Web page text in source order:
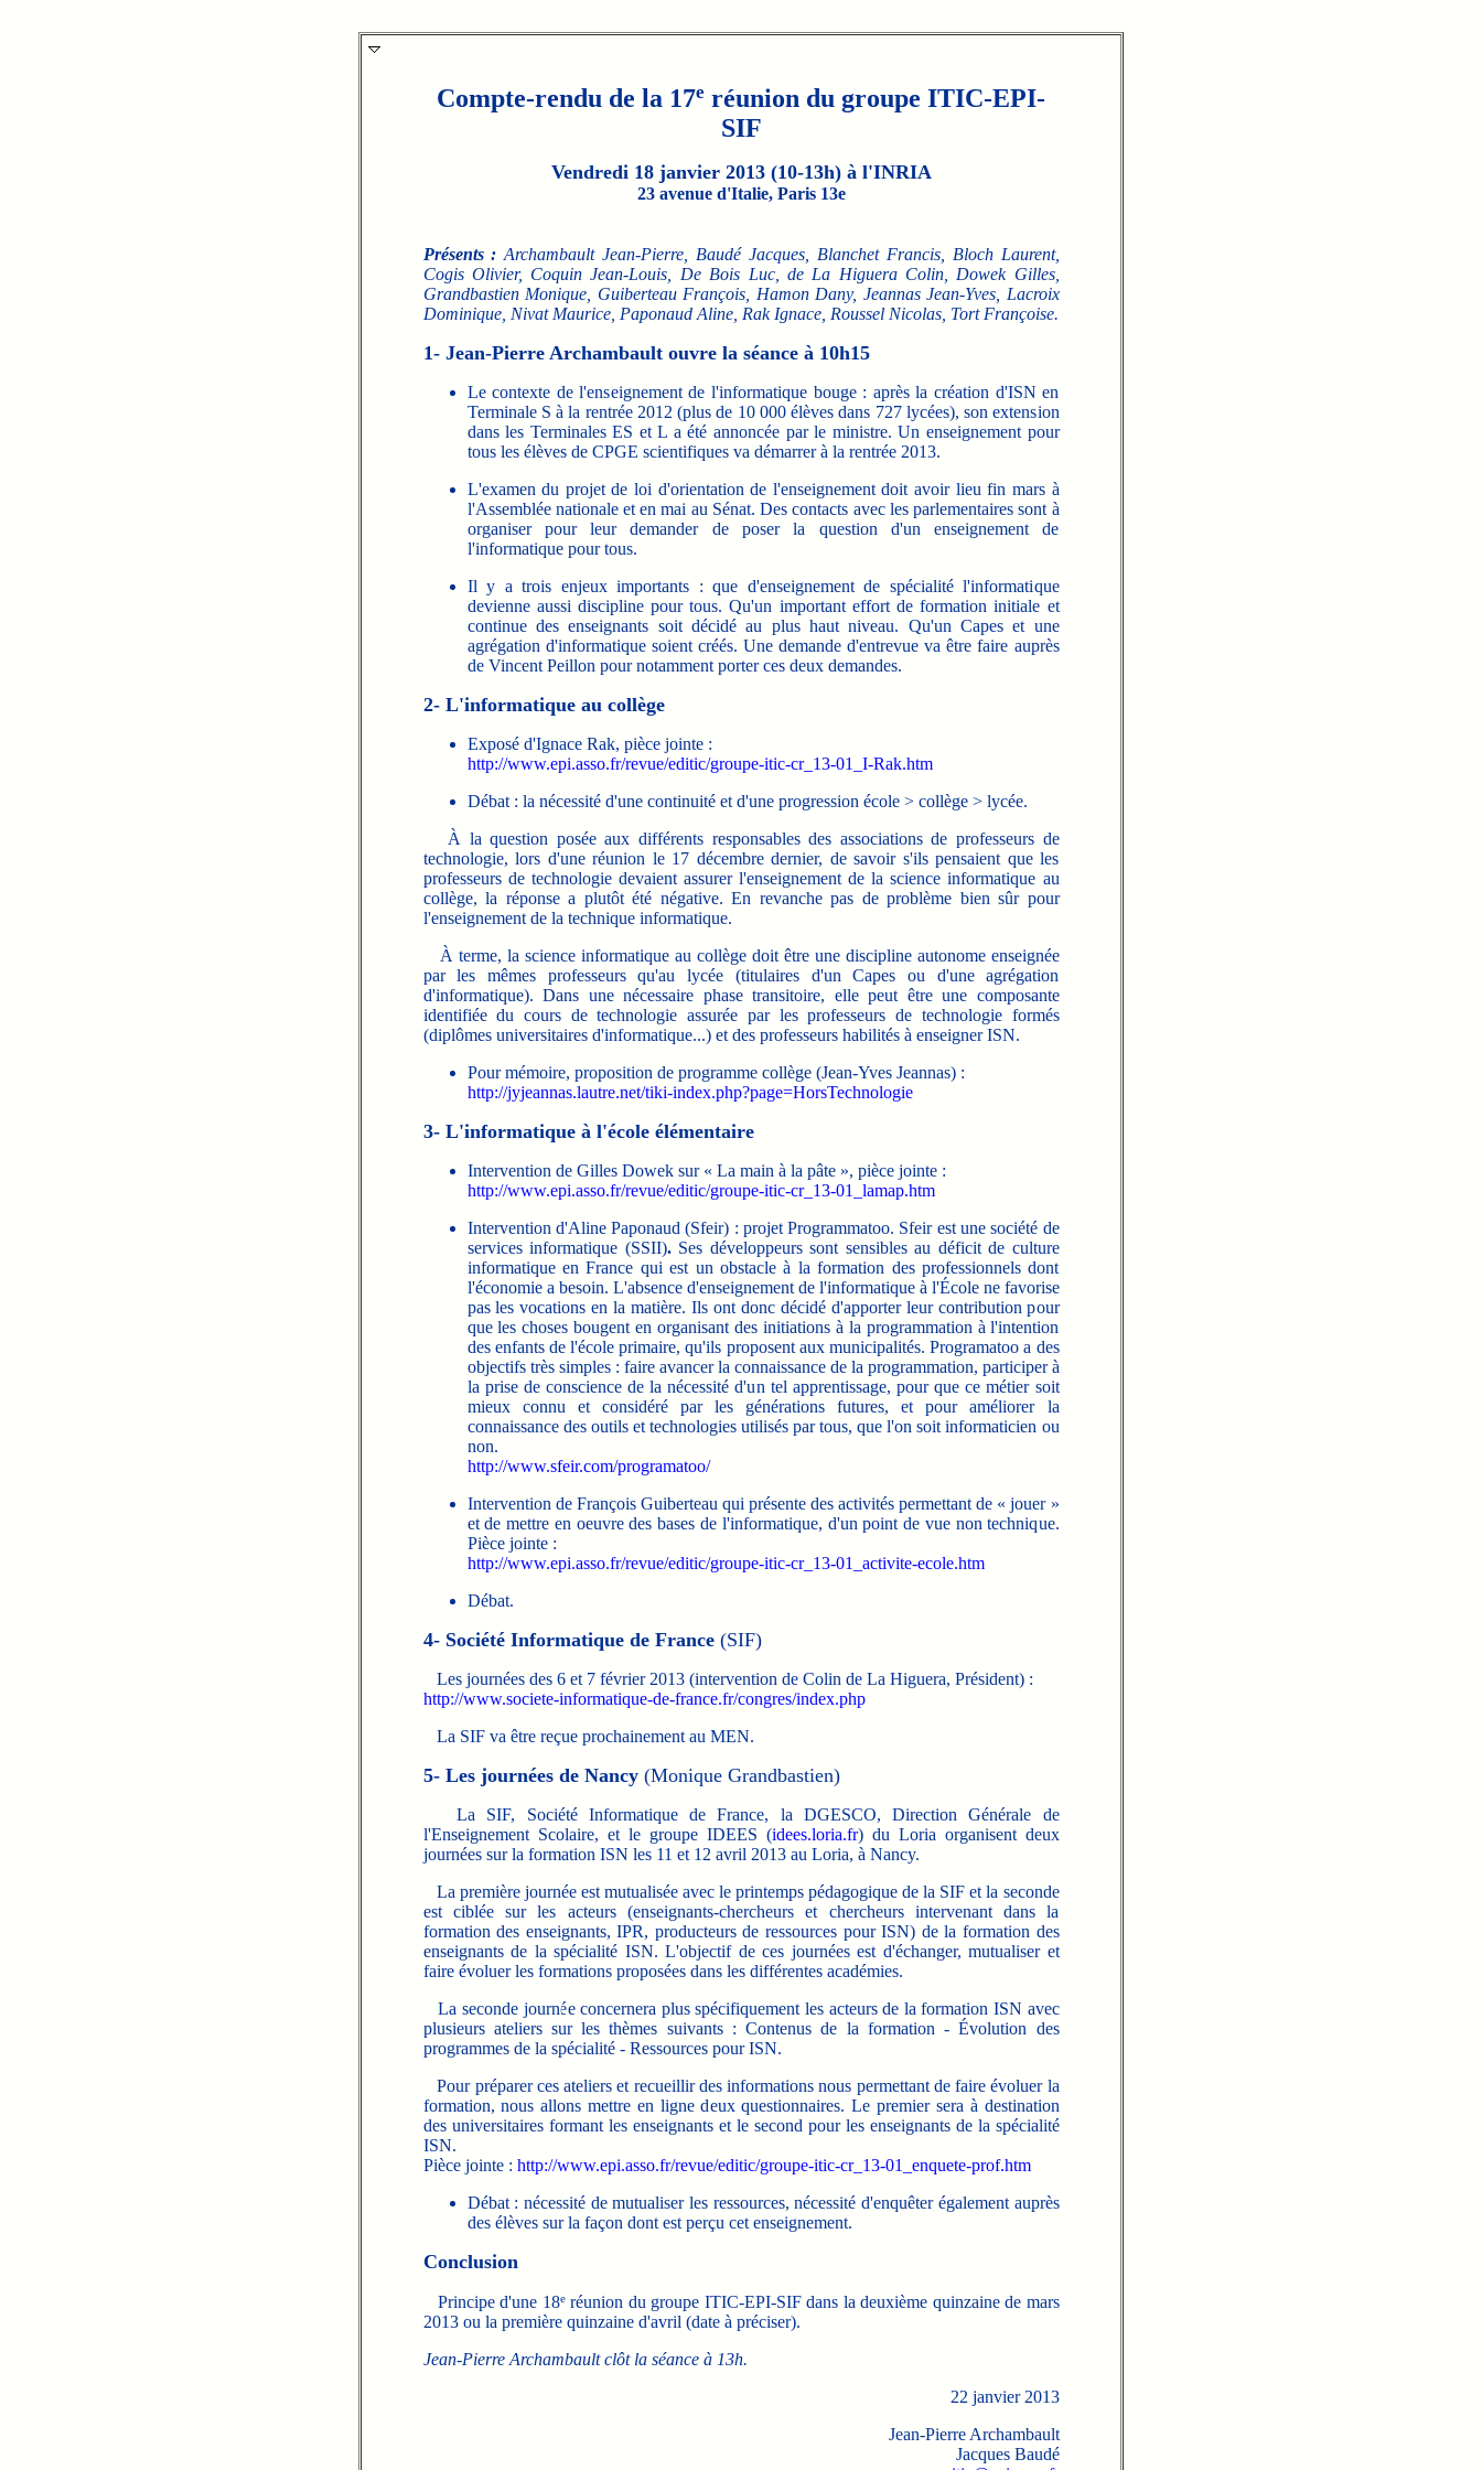
Compte-rendu de la 17e réunion du groupe ITIC-EPI-
SIF
Vendredi 18 janvier 2013 (10-13h) à l'INRIA
23 avenue d'Italie, Paris 13e
Présents : Archambault Jean-Pierre, Baudé Jacques, Blanchet Francis, Bloch Laurent,
Cogis Olivier, Coquin Jean-Louis, De Bois Luc, de La Higuera Colin, Dowek Gilles,
Grandbastien Monique, Guiberteau François, Hamon Dany, Jeannas Jean-Yves, Lacroix
Dominique, Nivat Maurice, Paponaud Aline, Rak Ignace, Roussel Nicolas, Tort Françoise.
1- Jean-Pierre Archambault ouvre la séance à 10h15
Le contexte de l'enseignement de l'informatique bouge : après la création d'ISN en
Terminale S à la rentrée 2012 (plus de 10 000 élèves dans 727 lycées), son extension
dans les Terminales ES et L a été annoncée par le ministre. Un enseignement pour
tous les élèves de CPGE scientifiques va démarrer à la rentrée 2013.
L'examen du projet de loi d'orientation de l'enseignement doit avoir lieu fin mars à
l'Assemblée nationale et en mai au Sénat. Des contacts avec les parlementaires sont à
organiser pour leur demander de poser la question d'un enseignement de
l'informatique pour tous.
Il y a trois enjeux importants : que d'enseignement de spécialité l'informatique
devienne aussi discipline pour tous. Qu'un important effort de formation initiale et
continue des enseignants soit décidé au plus haut niveau. Qu'un Capes et une
agrégation d'informatique soient créés. Une demande d'entrevue va être faire auprès
de Vincent Peillon pour notamment porter ces deux demandes.
2- L'informatique au collège
Exposé d'Ignace Rak, pièce jointe :
http://www.epi.asso.fr/revue/editic/groupe-itic-cr_13-01_I-Rak.htm
Débat : la nécessité d'une continuité et d'une progression école > collège > lycée.
À la question posée aux différents responsables des associations de professeurs de
technologie, lors d'une réunion le 17 décembre dernier, de savoir s'ils pensaient que les
professeurs de technologie devaient assurer l'enseignement de la science informatique au
collège, la réponse a plutôt été négative. En revanche pas de problème bien sûr pour
l'enseignement de la technique informatique.
À terme, la science informatique au collège doit être une discipline autonome enseignée
par les mêmes professeurs qu'au lycée (titulaires d'un Capes ou d'une agrégation
d'informatique). Dans une nécessaire phase transitoire, elle peut être une composante
identifiée du cours de technologie assurée par les professeurs de technologie formés
(diplômes universitaires d'informatique...) et des professeurs habilités à enseigner ISN.
Pour mémoire, proposition de programme collège (Jean-Yves Jeannas) :
http://jyjeannas.lautre.net/tiki-index.php?page=HorsTechnologie
3- L'informatique à l'école élémentaire
Intervention de Gilles Dowek sur « La main à la pâte », pièce jointe :
http://www.epi.asso.fr/revue/editic/groupe-itic-cr_13-01_lamap.htm
Intervention d'Aline Paponaud (Sfeir) : projet Programmatoo. Sfeir est une société de
services informatique (SSII).Ses développeurs sont sensibles au déficit de culture
informatique en France qui est un obstacle à la formation des professionnels dont
l'économie a besoin. L'absence d'enseignement de l'informatique à l'École ne favorise
pas les vocations en la matière. Ils ont donc décidé d'apporter leur contribution pour
que les choses bougent en organisant des initiations à la programmation à l'intention
des enfants de l'école primaire, qu'ils proposent aux municipalités. Programatoo a des
objectifs très simples : faire avancer la connaissance de la programmation, participer à
la prise de conscience de la nécessité d'un tel apprentissage, pour que ce métier soit
mieux connu et considéré par les générations futures, et pour améliorer la
connaissance des outils et technologies utilisés par tous, que l'on soit informaticien ou
non.
http://www.sfeir.com/programatoo/
Intervention de François Guiberteau qui présente des activités permettant de « jouer »
et de mettre en oeuvre des bases de l'informatique, d'un point de vue non technique.
Pièce jointe :
http://www.epi.asso.fr/revue/editic/groupe-itic-cr_13-01_activite-ecole.htm
Débat.
4- Société Informatique de France(SIF)
Les journées des 6 et 7 février 2013 (intervention de Colin de La Higuera, Président) :
http://www.societe-informatique-de-france.fr/congres/index.php
La SIF va être reçue prochainement au MEN.
5- Les journées de Nancy(Monique Grandbastien)
La SIF, Société Informatique de France, la DGESCO, Direction Générale de
l'Enseignement Scolaire, et le groupe IDEES (idees.loria.fr) du Loria organisent deux
journées sur la formation ISN les 11 et 12 avril 2013 au Loria, à Nancy.
La première journée est mutualisée avec le printemps pédagogique de la SIF et la seconde
est ciblée sur les acteurs (enseignants-chercheurs et chercheurs intervenant dans la
formation des enseignants, IPR, producteurs de ressources pour ISN) de la formation des
enseignants de la spécialité ISN. L'objectif de ces journées est d'échanger, mutualiser et
faire évoluer les formations proposées dans les différentes académies.
La seconde journée concernera plus spécifiquement les acteurs de la formation ISN avec
plusieurs ateliers sur les thèmes suivants : Contenus de la formation - Évolution des
programmes de la spécialité - Ressources pour ISN.
Pour préparer ces ateliers et recueillir des informations nous permettant de faire évoluer la
formation, nous allons mettre en ligne deux questionnaires. Le premier sera à destination
des universitaires formant les enseignants et le second pour les enseignants de la spécialité
ISN.
Pièce jointe : http://www.epi.asso.fr/revue/editic/groupe-itic-cr_13-01_enquete-prof.htm
Débat : nécessité de mutualiser les ressources, nécessité d'enquêter également auprès
des élèves sur la façon dont est perçu cet enseignement.
Conclusion
Principe d'une 18eréunion du groupe ITIC-EPI-SIF dans la deuxième quinzaine de mars
2013 ou la première quinzaine d'avril (date à préciser).
Jean-Pierre Archambault clôt la séance à 13h.
22 janvier 2013
Jean-Pierre Archambault
Jacques Baudé